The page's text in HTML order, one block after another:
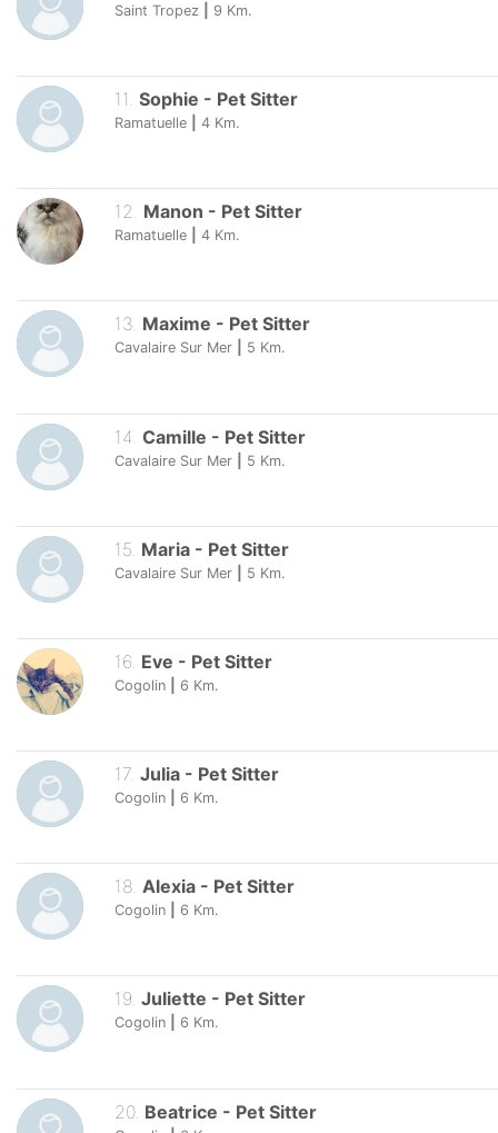
Saint Tropez 9 Km.
11 Sophie - Pet Sitter
Ramatuelle 4 Km.
12. Manon - Pet Sitter
Ramatuelle 4 Km.
13. Maxime - Pet Sitter
Cavalaire Sur Mer 5 Km.
14 Camille - Pet Sitter
Cavalaire Sur Mer 5 Km.
15 Maria - Pet Sitter
Cavalaire Sur Mer 5 Km.
16 Eve - Pet Sitter
Cogolin 6 Km.
17. Julia - Pet Sitter
Cogolin 6 Km.
18. Alexia - Pet Sitter
Cogolin 6 Km.
19. Juliette - Pet Sitter
Cogolin 6 Km.
20. Beatrice - Pet Sitter